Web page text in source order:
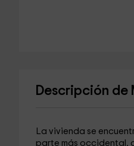
Descripción de
La vivienda se
parte más occidental,